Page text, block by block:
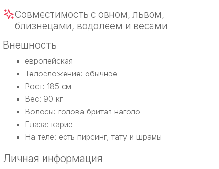
Совместимость с овном, львом,
близнецами, водолеем и весами
Внешность
европейская
Телосложение: обычное
Рост: 185 см
Вес: 90 кг
Волосы: голова бритая наголо
Глаза: карие
На теле: есть пирсинг, тату и шрамы
Личная информация